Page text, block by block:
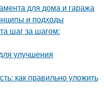
для дома и гаража
и подходы
шаг за шагом:
улучшения
как правильно уложить